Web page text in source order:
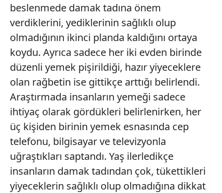
beslenmede damak tadına önem
verdiklerini, yediklerinin sağlıklı olup
olmadığının ikinci planda kaldığını ortaya
koydu. Ayrıca sadece her iki evden birinde
düzenli yemek pişirildiği, hazır yiyeceklere
olan rağbetin ise gittikçe arttığı belirlendi.
Araştırmada insanların yemeği sadece
ihtiyaç olarak gördükleri belirlenirken, her
üç kişiden birinin yemek esnasında cep
telefonu, bilgisayar ve televizyonla
uğraştıkları saptandı. Yaş ilerledikçe
insanların damak tadından çok, tükettikleri
yiyeceklerin sağlıklı olup olmadığına dikkat